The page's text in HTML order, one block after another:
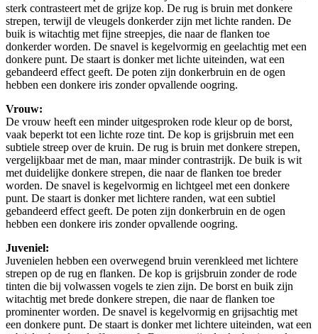
sterk contrasteert met de grijze kop. De rug is bruin met donkere
strepen, terwijl de vleugels donkerder zijn met lichte randen. De
buik is witachtig met fijne streepjes, die naar de flanken toe
donkerder worden. De snavel is kegelvormig en geelachtig met een
donkere punt. De staart is donker met lichte uiteinden, wat een
gebandeerd effect geeft. De poten zijn donkerbruin en de ogen
hebben een donkere iris zonder opvallende oogring.
Vrouw:
De vrouw heeft een minder uitgesproken rode kleur op de borst,
vaak beperkt tot een lichte roze tint. De kop is grijsbruin met een
subtiele streep over de kruin. De rug is bruin met donkere strepen,
vergelijkbaar met de man, maar minder contrastrijk. De buik is wit
met duidelijke donkere strepen, die naar de flanken toe breder
worden. De snavel is kegelvormig en lichtgeel met een donkere
punt. De staart is donker met lichtere randen, wat een subtiel
gebandeerd effect geeft. De poten zijn donkerbruin en de ogen
hebben een donkere iris zonder opvallende oogring.
Juveniel:
Juvenielen hebben een overwegend bruin verenkleed met lichtere
strepen op de rug en flanken. De kop is grijsbruin zonder de rode
tinten die bij volwassen vogels te zien zijn. De borst en buik zijn
witachtig met brede donkere strepen, die naar de flanken toe
prominenter worden. De snavel is kegelvormig en grijsachtig met
een donkere punt. De staart is donker met lichtere uiteinden, wat een